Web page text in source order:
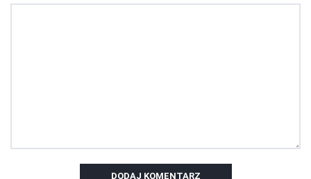
DODAJ KOMENTARZ